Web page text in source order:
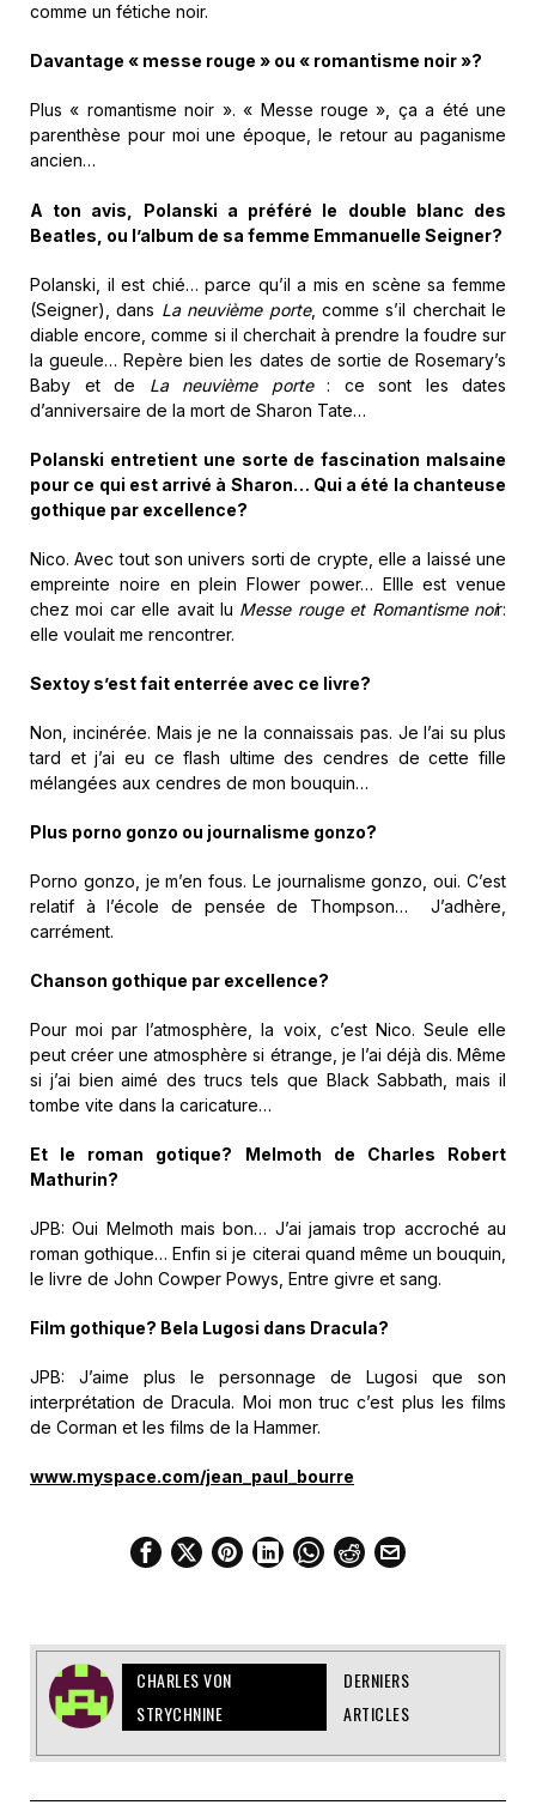
comme un fétiche noir.
Davantage « messe rouge » ou « romantisme noir »?
Plus « romantisme noir ». « Messe rouge », ça a été une
parenthèse pour moi une époque, le retour au paganisme
ancien…
A ton avis, Polanski a préféré le double blanc des
Beatles, ou l’album de sa femme Emmanuelle Seigner?
Polanski, il est chié… parce qu’il a mis en scène sa femme
(Seigner), dans La neuvième porte, comme s’il cherchait le
diable encore, comme si il cherchait à prendre la foudre sur
la gueule… Repère bien les dates de sortie de Rosemary’s
Baby et de La neuvième porte: ce sont les dates
d’anniversaire de la mort de Sharon Tate…
Polanski entretient une sorte de fascination malsaine
pour ce qui est arrivé à Sharon… Qui a été la chanteuse
gothique par excellence?
Nico. Avec tout son univers sorti de crypte, elle a laissé une
empreinte noire en plein Flower power… Ellle est venue
chez moi car elle avait lu Messe rouge et Romantisme noir:
elle voulait me rencontrer.
Sextoy s’est fait enterrée avec ce livre?
Non, incinérée. Mais je ne la connaissais pas. Je l’ai su plus
tard et j’ai eu ce flash ultime des cendres de cette fille
mélangées aux cendres de mon bouquin…
Plus porno gonzo ou journalisme gonzo?
Porno gonzo, je m’en fous. Le journalisme gonzo, oui. C’est
relatif à l’école de pensée de Thompson… J’adhère,
carrément.
Chanson gothique par excellence?
Pour moi par l’atmosphère, la voix, c’est Nico. Seule elle
peut créer une atmosphère si étrange, je l’ai déjà dis. Même
si j’ai bien aimé des trucs tels que Black Sabbath, mais il
tombe vite dans la caricature…
Et le roman gotique? Melmoth de Charles Robert
Mathurin?
JPB: Oui Melmoth mais bon… J’ai jamais trop accroché au
roman gothique… Enfin si je citerai quand même un bouquin,
le livre de John Cowper Powys, Entre givre et sang.
Film gothique? Bela Lugosi dans Dracula?
JPB: J’aime plus le personnage de Lugosi que son
interprétation de Dracula. Moi mon truc c’est plus les films
de Corman et les films de la Hammer.
www.myspace.com/jean_paul_bourre
CHARLES VON
STRYCHNINE
DERNIERS
ARTICLES